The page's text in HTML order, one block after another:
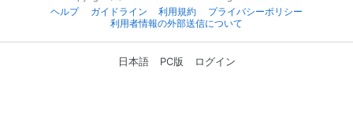
ヘルプ
ガイドライン 利用規約
プライバシーポリシー
利用者情報の外部送信について
日本語 PC版 ログイン